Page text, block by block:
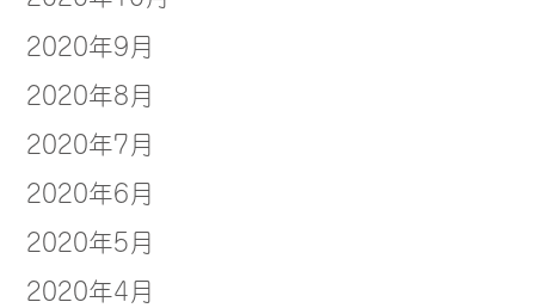
2020年9月
2020年8月
2020年7月
2020年6月
2020年5月
2020年4月